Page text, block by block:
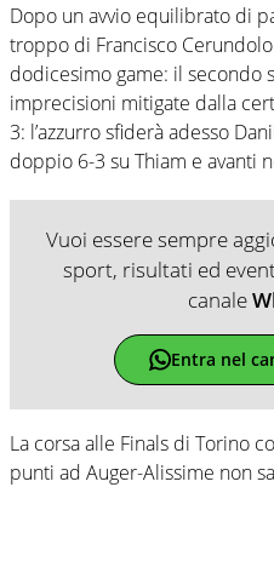
Dopo un avvio equilibrato di
troppo di Francisco
dodicesimo game: il secondo
imprecisioni mitigate dalla
3: l’azzurro sfiderà adesso
doppio 6-3 su Thiam e avanti
Vuoi essere sempre
sport, risultati ed
canale
Entra nel
La corsa alle Finals di Torino
punti ad Auger-Alissime non